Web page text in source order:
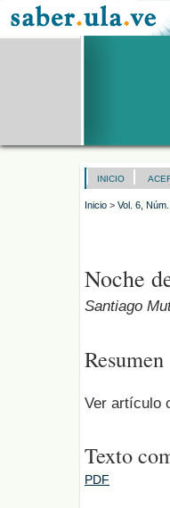
INICIO
Inicio > Vol. 6,
Noche
Santiago
Resumen
Ver artículo
Texto
PDF